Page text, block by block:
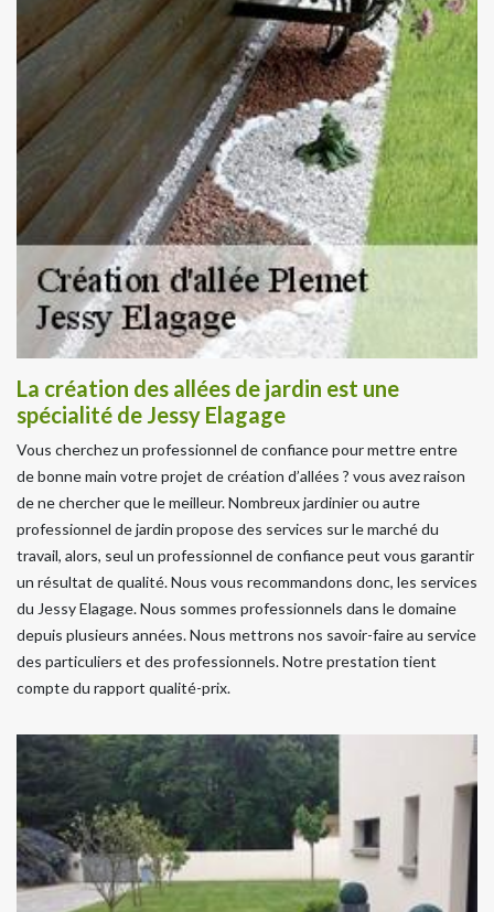
La création des allées de jardin est une
spécialité de Jessy Elagage
Vous cherchez un professionnel de confiance pour mettre entre
de bonne main votre projet de création d’allées ? vous avez raison
de ne chercher que le meilleur. Nombreux jardinier ou autre
professionnel de jardin propose des services sur le marché du
travail, alors, seul un professionnel de confiance peut vous garantir
un résultat de qualité. Nous vous recommandons donc, les services
du Jessy Elagage. Nous sommes professionnels dans le domaine
depuis plusieurs années. Nous mettrons nos savoir-faire au service
des particuliers et des professionnels. Notre prestation tient
compte du rapport qualité-prix.